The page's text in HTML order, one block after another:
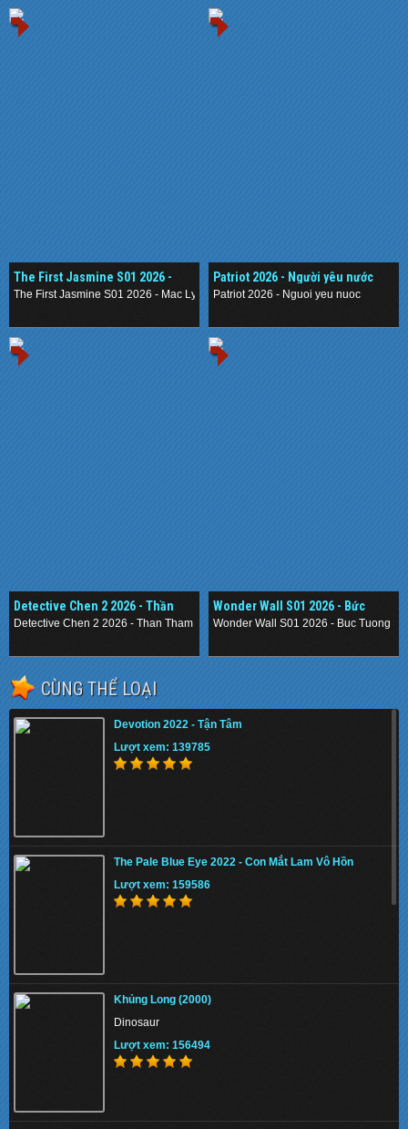
The First Jasmine S01 2026 -
Mạc Ly
The First Jasmine S01 2026 - Mac Ly
Patriot 2026 - Người yêu nước
Patriot 2026 - Nguoi yeu nuoc
Detective Chen 2 2026 - Thần
Thám Nằm Vùng 2
Detective Chen 2 2026 - Than Tham Nam Vung 2
Wonder Wall S01 2026 - Bức
Tường Mê Cung
Wonder Wall S01 2026 - Buc Tuong
CÙNG THỂ LOẠI
Devotion 2022 - Tận Tâm
Lượt xem: 139785
The Pale Blue Eye 2022 - Con Mắt Lam Vô Hồn
Lượt xem: 159586
Khủng Long (2000)
Dinosaur
Lượt xem: 156494